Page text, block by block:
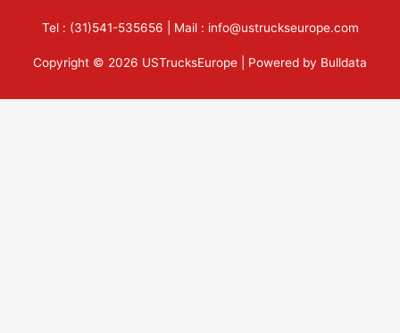
Tel : (31)541-535656 | Mail : info@ustruckseurope.com
Copyright © 2026 USTrucksEurope | Powered by Bulldata